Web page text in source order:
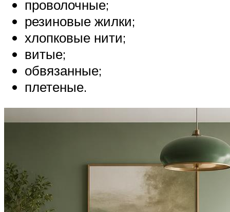
проволочные;
резиновые жилки;
хлопковые нити;
витые;
обвязанные;
плетеные.